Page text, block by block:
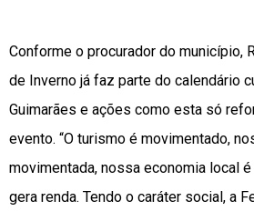
Conforme o procurador do município,
de Inverno já faz parte do calendário
Guimarães e ações como esta só
evento. “O turismo é movimentado,
movimentada, nossa economia local
gera renda. Tendo o caráter social, a